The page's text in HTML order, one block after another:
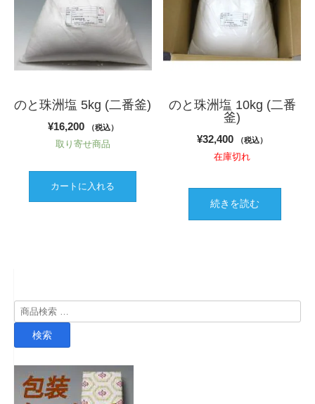
のと珠洲塩 5kg (二番釜)
¥16,200 （税込）
取り寄せ商品
カートに入れる
のと珠洲塩 10kg (二番
釜)
¥32,400 （税込）
在庫切れ
続きを読む
検
索
検索